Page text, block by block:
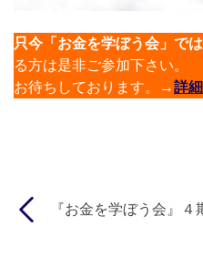
只今「お金を学ぼう会」で
る方は是非ご参加下さい。
お待ちしております。
→詳
『お金を学ぼう会』